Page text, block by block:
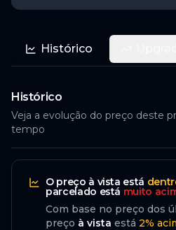
Histórico
Histórico
Veja a evolução do preço deste
tempo
O preço à vista está
parcelado está muito
Com base no preço dos
preço à vista está 2%